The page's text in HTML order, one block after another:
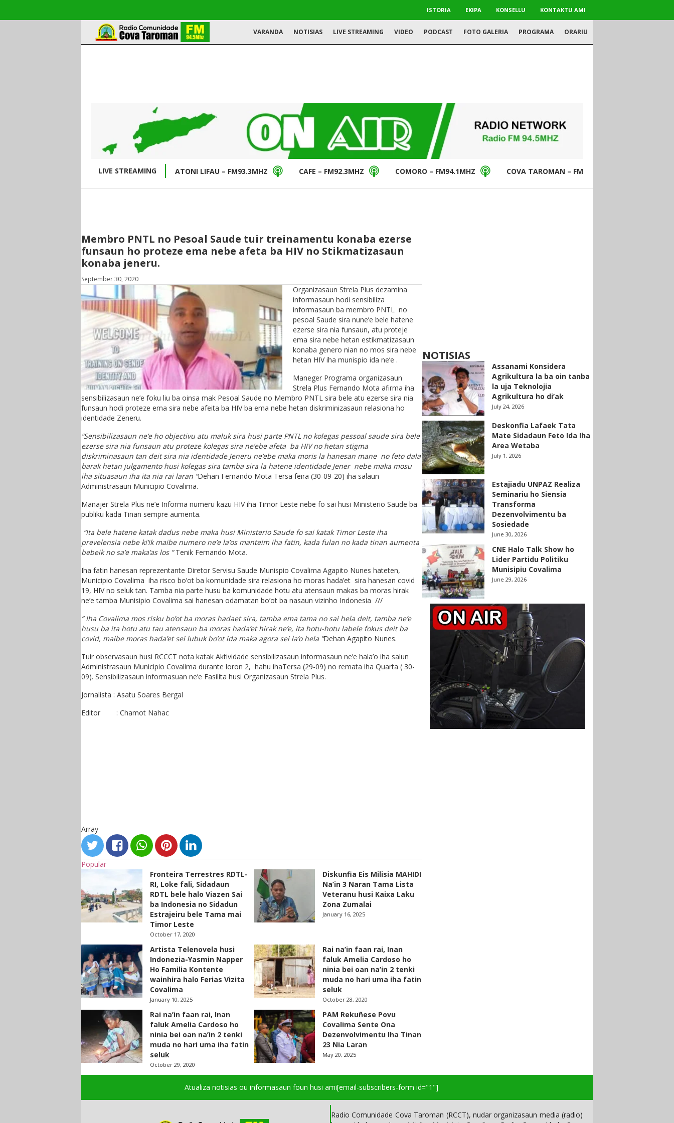
ISTORIA EKIPA KONSELLU KONTAKTU AMI
VARANDA NOTISIAS LIVE STREAMING VIDEO PODCAST FOTO GALERIA PROGRAMA ORARIU
LIVE STREAMING ATONI LIFAU – FM93.3MHZ CAFE – FM92.3MHZ COMORO – FM94.1MHZ COVA TAROMAN – FM94.5MHZ
Membro PNTL no Pesoal Saude tuir treinamentu konaba ezerse
funsaun ho proteze ema nebe afeta ba HIV no Stikmatizasaun
konaba jeneru.
September 30, 2020
Organizasaun Strela Plus dezamina
informasaun hodi sensibiliza
informasaun ba membro PNTL no
pesoal Saude sira nune’e bele hatene
ezerse sira nia funsaun, atu proteje
ema sira nebe hetan estikmatizasaun
konaba genero nian no mos sira nebe
hetan HIV iha munispio ida ne’e .
Maneger Programa organizasaun
Strela Plus Fernando Mota afirma iha
sensibilizasaun ne’e foku liu ba oinsa mak Pesoal Saude no Membro PNTL sira bele atu ezerse sira nia
funsaun hodi proteze ema sira nebe afeita ba HIV ba ema nebe hetan diskriminizasaun relasiona ho
identidade Zeneru.
“Sensibilizasaun ne’e ho objectivu atu maluk sira husi parte PNTL no kolegas pessoal saude sira bele
ezerse sira nia funsaun atu proteze kolegas sira ne’ebe afeta ba HIV no hetan stigma
diskriminasaun tan deit sira nia identidade Jeneru ne’ebe maka moris la hanesan mane no feto dala
barak hetan julgamento husi kolegas sira tamba sira la hatene identidade Jener nebe maka mosu
iha situasaun iha ita nia rai laran ”Dehan Fernando Mota Tersa feira (30-09-20) iha salaun
Administrasaun Municipio Covalima.
Manajer Strela Plus ne’e Informa numeru kazu HIV iha Timor Leste nebe fo sai husi Ministerio Saude ba
publiku kada Tinan sempre aumenta.
“Ita bele hatene katak dadus nebe maka husi Ministerio Saude fo sai katak Timor Leste iha
prevelensia nebe ki’ik maibe numero ne’e la’os manteim iha fatin, kada fulan no kada tinan aumenta
bebeik no sa’e maka’as los ”Tenik Fernando Mota.
Iha fatin hanesan reprezentante Diretor Servisu Saude Munispio Covalima Agapito Nunes hateten,
Municipio Covalima iha risco bo’ot ba komunidade sira relasiona ho moras hada’et sira hanesan covid
19, HIV no seluk tan. Tamba nia parte husu ba komunidade hotu atu atensaun makas ba moras hirak
ne’e tamba Munisipio Covalima sai hanesan odamatan bo’ot ba nasaun vizinho Indonesia ///
“ Iha Covalima mos risku bo’ot ba moras hadaet sira, tamba ema tama no sai hela deit, tamba ne’e
husu ba ita hotu atu tau atensaun ba moras hada’et hirak ne’e, ita hotu-hotu labele fokus deit ba
covid, maibe moras hada’et sei lubuk bo’ot ida maka agora sei la’o hela ”Dehan Agapito Nunes.
Tuir observasaun husi RCCCT nota katak Aktividade sensibilizasaun informasaun ne’e hala’o iha salun
Administrasaun Municipio Covalima durante loron 2, hahu ihaTersa (29-09) no remata iha Quarta ( 30-
09). Sensibilizasaun informasuan ne’e Fasilita husi Organizasaun Strela Plus.
Jornalista : Asatu Soares Bergal
Editor : Chamot Nahac
Array
Popular
Fronteira Terrestres RDTL-
RI, Loke fali, Sidadaun
RDTL bele halo Viazen Sai
ba Indonesia no Sidadun
Estrajeiru bele Tama mai
Timor Leste
October 17, 2020
Diskunfia Eis Milisia MAHIDI
Na’in 3 Naran Tama Lista
Veteranu husi Kaixa Laku
Zona Zumalai
January 16, 2025
Artista Telenovela husi
Indonezia-Yasmin Napper
Ho Familia Kontente
wainhira halo Ferias Vizita
Covalima
January 10, 2025
Rai na’in faan rai, Inan
faluk Amelia Cardoso ho
ninia bei oan na’in 2 tenki
muda no hari uma iha fatin
seluk
October 28, 2020
Rai na’in faan rai, Inan
faluk Amelia Cardoso ho
ninia bei oan na’in 2 tenki
muda no hari uma iha fatin
seluk
October 29, 2020
PAM Rekuñese Povu
Covalima Sente Ona
Dezenvolvimentu Iha Tinan
23 Nia Laran
May 20, 2025
NOTISIAS
Assanami Konsidera
Agrikultura la ba oin tanba
la uja Teknolojia
Agrikultura ho di’ak
July 24, 2026
Deskonfia Lafaek Tata
Mate Sidadaun Feto Ida Iha
Area Wetaba
July 1, 2026
Estajiadu UNPAZ Realiza
Seminariu ho Siensia
Transforma
Dezenvolvimentu ba
Sosiedade
June 30, 2026
CNE Halo Talk Show ho
Lider Partidu Politiku
Munisipiu Covalima
June 29, 2026
Atualiza notisias ou informasaun foun husi ami[email-subscribers-form id="1"]
Radio Comunidade Cova Taroman (RCCT), nudar organizasaun media (radio)